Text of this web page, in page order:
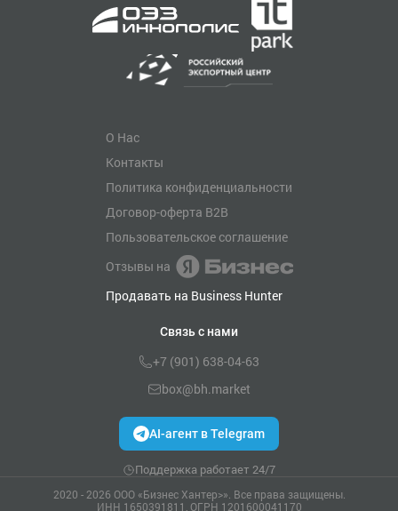
О Нас
Контакты
Политика конфиденциальности
Договор-оферта B2B
Пользовательское соглашение
Отзывы на
Продавать на Business Hunter
Связь с нами
+7 (901) 638-04-63
box@bh.market
AI-агент в Telegram
Поддержка работает 24/7
2020 - 2026 ООО «Бизнес Хантер>». Все права защищены.
ИНН 1650391811, ОГРН 1201600041170